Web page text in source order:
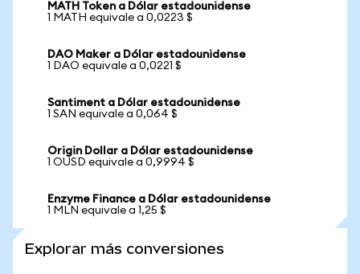
MATH Token a Dólar estadounidense
1 MATH equivale a 0,0223 $
DAO Maker a Dólar estadounidense
1 DAO equivale a 0,0221 $
Santiment a Dólar estadounidense
1 SAN equivale a 0,064 $
Origin Dollar a Dólar estadounidense
1 OUSD equivale a 0,9994 $
Enzyme Finance a Dólar estadounidense
1 MLN equivale a 1,25 $
Explorar más conversiones